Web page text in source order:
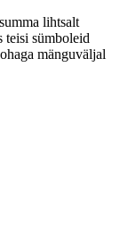
lihtsalt
teisi sümboleid
mänguväljal